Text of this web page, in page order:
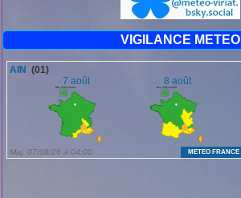
VIGILANCE METEO